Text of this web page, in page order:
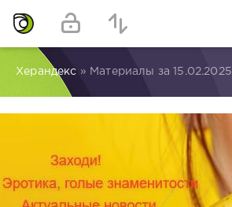
Херандекс » Материалы за 15.02.2025